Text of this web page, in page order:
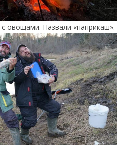
овощами. Назвали «паприкаш».